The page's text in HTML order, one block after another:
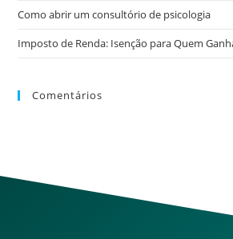
Como abrir um consultório de psicologia
Imposto de Renda: Isenção para Quem
Comentários